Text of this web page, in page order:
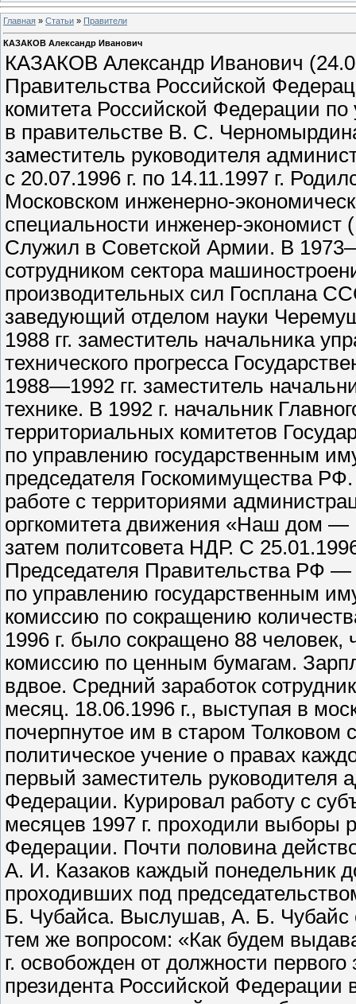
Главная » Статьи » Правители
КАЗАКОВ Александр Иванович
КАЗАКОВ Александр Иванович
Правительства Российской
комитета Российской Федерации
в правительстве В. С.
заместитель руководителя
с 20.07.1996 г. по 14.11.1997 г.
Московском инженерно-
специальности инженер-экономист
Служил в Советской Армии. В
сотрудником сектора
производительных сил Госплана
заведующий отделом науки
1988 гг. заместитель начальника
технического прогресса
1988—1992 гг. заместитель
технике. В 1992 г. начальник
территориальных комитетов
по управлению государственным
председателя Госкомимущества
работе с территориями
оргкомитета движения «Наш дом —
затем политсовета НДР. С
Председателя Правительства РФ —
по управлению государственным
комиссию по сокращению
1996 г. было сокращено 88
комиссию по ценным бумагам.
вдвое. Средний заработок
месяц. 18.06.1996 г., выступая в
почерпнутое им в старом
политическое учение о правах
первый заместитель руководителя
Федерации. Курировал работу с
месяцев 1997 г. проходили выборы
Федерации. Почти половина
А. И. Казаков каждый понедельник
проходивших под
Б. Чубайса. Выслушав, А. Б.
тем же вопросом: «Как будем
г. освобожден от должности
президента Российской Федерации